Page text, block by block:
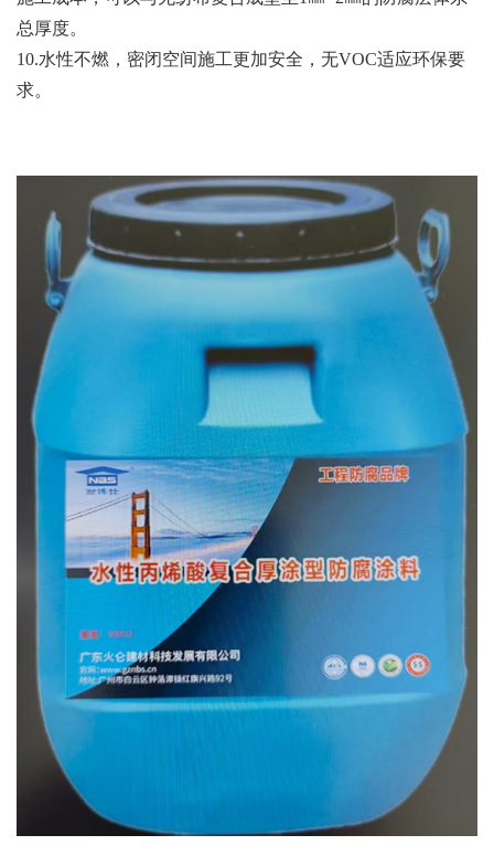
总厚度。
10.水性不燃，密闭空间施工更加安全，无VOC适应环保要
求。